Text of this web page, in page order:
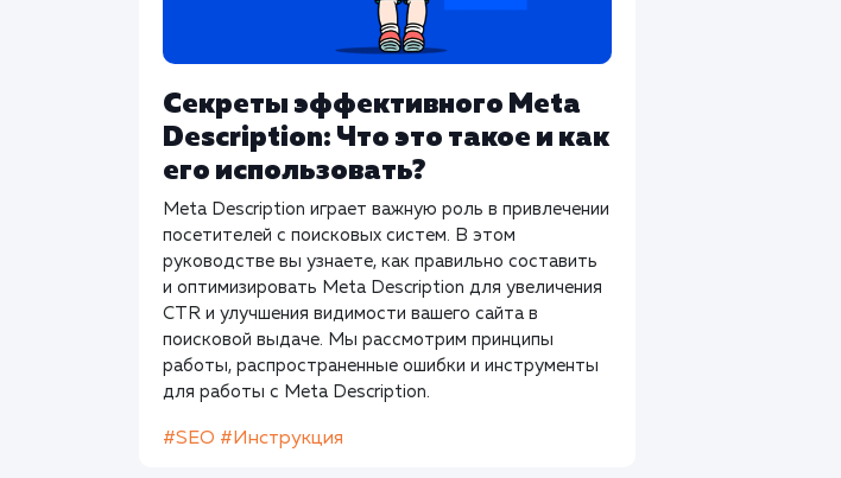
Секреты эффективного Meta
Description: Что это такое и как
его использовать?
Meta Description играет важную роль в привлечении
посетителей с поисковых систем. В этом
руководстве вы узнаете, как правильно составить
и оптимизировать Meta Description для увеличения
CTR и улучшения видимости вашего сайта в
поисковой выдаче. Мы рассмотрим принципы
работы, распространенные ошибки и инструменты
для работы с Meta Description.
#SEO #Инструкция